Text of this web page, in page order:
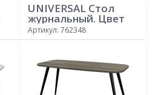
UNIVERSAL Стол
журнальный. Цвет
ОРЕХ МОНТЕ
Артикул: 762348